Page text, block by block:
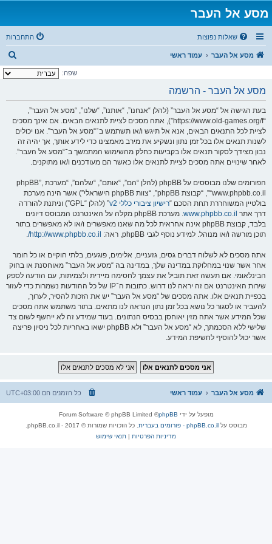
מסע אל העבר
שאלות נפוצות התחברות
מסע אל העבר עמוד ראשי
י
שפה:
מסע אל העבר - הרשמה
בעת הגישה אל “מסע אל העבר” (להלן “אנחנו”, “אותנו”, “שלנו”, “מסע אל העבר”,
“https://www.old-games.org/f”), אתה מסכים לציית לתנאים הבאים. אם אינך מסכים
לציית לכל התנאים הבאים, אנא אל תיגש ו/או תשתמש ב־“מסע אל העבר”. אנו יכולים
לשנות תנאים אלו בכל זמן נתון ונשקיע את מירב מאמצינו כדי לידע אותך, אך יהיה זה
נבון מצידך לסקור תנאים אלו בקביעות כחלק מהשימוש המתמשך ב־“מסע אל העבר”.
לאחר שינויים אתה מסכים לציית לתנאים אלו כאשר הם מעודכנים ו/או מתוקנים.
הפורומים שלנו מבוססים על phpBB (להלן “הם”, “אותם”, “שלהם”, “מערכת phpBB”,
“www.phpbb.co.il”, “קבוצת phpBB”, “צוות phpBB הישראלי”) אשר הינה מערכת
בולטיין המשוחררת תחת הסכם “רישיון ציבורי כללי v2
” (להלן “GPL”) וניתנת להורדה
דרך אתר www.phpbb.co.il
. מערכת phpBB מקלה על האינטרנט המבוסס דיונים
בלבד, קבוצת phpBB אינה אחראית לכל מה שאנו מאפשרים ו/או לא מאפשרים בתור
תוכן מורשה ו/או מנוהל. למידע נוסף לגבי phpBB, ראה:
http://www.phpbb.co.il/
.
אתה מסכים לא לשלוח דברים גסים, גזעניים, אלימים, פוגעים, בלתי חוקיים או כל חומר
אחר אשר שנוי במחלוקת במדינה שלך, במדינה בה “מסע אל העבר” מאוחסנת או בחוק
הבינלאומי. אם תעשה זאת תוביל את עצמך לחסימה מיידית ולצמיתות, עם הודעה לספק
שירות האינטרנט אם זה יראה לנו דרוש. כתובות ה־IP של כל ההודעות נשמרות כדי לעזור
בכפיית תנאים אלו. אתה מסכים של “מסע אל העבר” יש את הזכות להסיר, לערוך,
להעביר או לסגור כל נושא בכל זמן נתון הנראה לנו מתאים. בתור משתמש אתה מסכים
שכל המידע אשר אתה מזין יאוחסן בבסיס הנתונים. בעוד שמידע זה לא ייחשף לשום צד
שלישי ללא הסכמתך, לא “מסע אל העבר” ולא phpBB ישאו באחריות לכל ניסיון פריצה
אשר יכול להוסיף לחשיפת המידע.
מסע אל העבר עמוד ראשי כל הזמנים הם UTC+03:00
מופעל על ידי phpBB
® Forum Software © phpBB Limited
מבוסס עלphpBB.co.il - פורומים בעברית
. כל הזכויות שמורות © 2017 - phpBB.co.il.
מדיניות הפרטיות | תנאי שימוש